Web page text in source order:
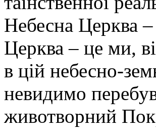
Небесна Церква –
Церква – це ми,
в цій небесно-
невидимо
животворний